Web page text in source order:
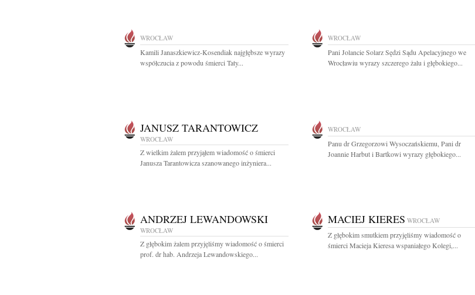
WROCŁAW
Kamili Janaszkiewicz-Kosendiak najgłębsze wyrazy
współczucia z powodu śmierci Taty...
WROCŁAW
Pani Jolancie Solarz Sędzi Sądu Apelacyjnego we
Wrocławiu wyrazy szczerego żalu i głębokiego...
JANUSZ TARANTOWICZ
WROCŁAW
Z wielkim żalem przyjąłem wiadomość o śmierci
Janusza Tarantowicza szanowanego inżyniera...
WROCŁAW
Panu dr Grzegorzowi Wysoczańskiemu, Pani dr
Joannie Harbut i Bartkowi wyrazy głębokiego...
ANDRZEJ LEWANDOWSKI
WROCŁAW
Z głębokim żalem przyjęliśmy wiadomość o śmierci
prof. dr hab. Andrzeja Lewandowskiego...
MACIEJ KIERES WROCŁAW
Z głębokim smutkiem przyjęliśmy wiadomość o
śmierci Macieja Kieresa wspaniałego Kolegi,...